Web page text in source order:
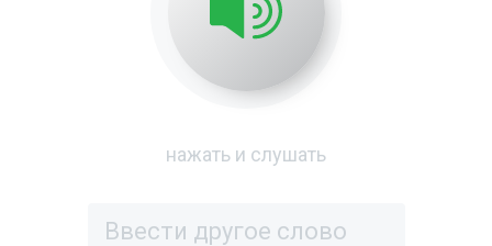
нажать и слушать